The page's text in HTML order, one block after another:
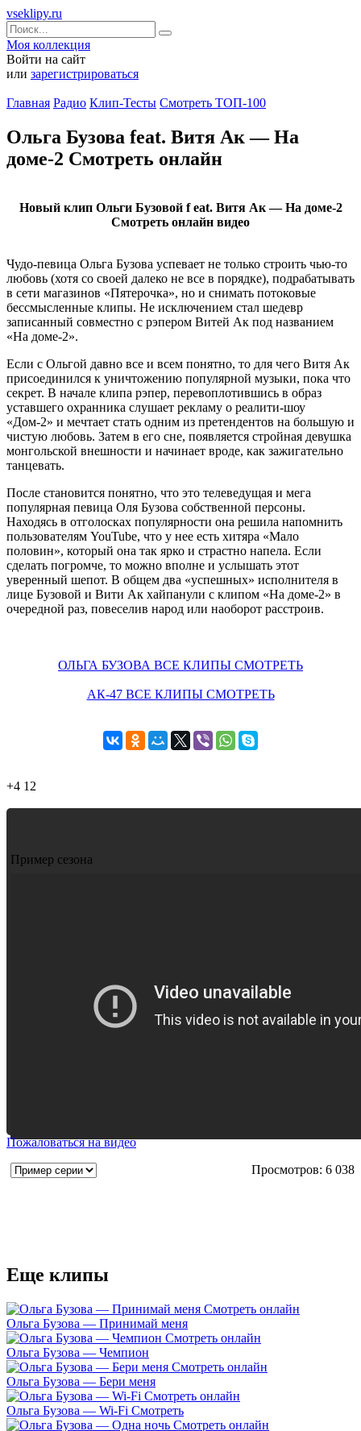
vseklipy.ru
Моя коллекция
Войти на сайт
или зарегистрироваться
Главная Радио Клип-Тесты Смотреть ТОП-100
Ольга Бузова feat. Витя Ак — На
доме-2 Смотреть онлайн
Новый клип Ольги Бузовой f eat. Витя Ак — На доме-2
Смотреть онлайн видео
Чудо-певица Ольга Бузова успевает не только строить чью-то
любовь (хотя со своей далеко не все в порядке), подрабатывать
в сети магазинов «Пятерочка», но и снимать потоковые
бессмысленные клипы. Не исключением стал шедевр
записанный совместно с рэпером Витей Ак под названием
«На доме-2».
Если с Ольгой давно все и всем понятно, то для чего Витя Ак
присоединился к уничтожению популярной музыки, пока что
секрет. В начале клипа рэпер, перевоплотившись в образ
уставшего охранника слушает рекламу о реалити-шоу
«Дом-2» и мечтает стать одним из претендентов на большую и
чистую любовь. Затем в его сне, появляется стройная девушка
монгольской внешности и начинает вроде, как зажигательно
танцевать.
После становится понятно, что это телеведущая и мега
популярная певица Оля Бузова собственной персоны.
Находясь в отголосках популярности она решила напомнить
пользователям YouTube, что у нее есть хитяра «Мало
половин», который она так ярко и страстно напела. Если
сделать погромче, то можно вполне и услышать этот
уверенный шепот. В общем два «успешных» исполнителя в
лице Бузовой и Вити Ак хайпанули с клипом «На доме-2» в
очередной раз, повеселив народ или наоборот расстроив.
ОЛЬГА БУЗОВА ВСЕ КЛИПЫ СМОТРЕТЬ
АК-47 ВСЕ КЛИПЫ СМОТРЕТЬ
+4 12
Пример сезона
Пожаловаться на видео
Просмотров: 6 038
Еще клипы
Ольга Бузова — Принимай меня
Ольга Бузова — Чемпион
Ольга Бузова — Бери меня
Ольга Бузова — Wi-Fi Смотреть